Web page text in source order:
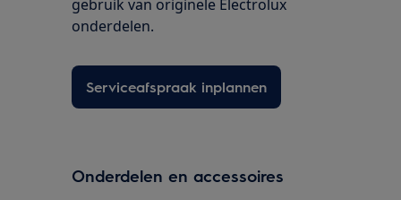
gebruik van originele Electrolux
onderdelen.
Serviceafspraak inplannen
Onderdelen en accessoires